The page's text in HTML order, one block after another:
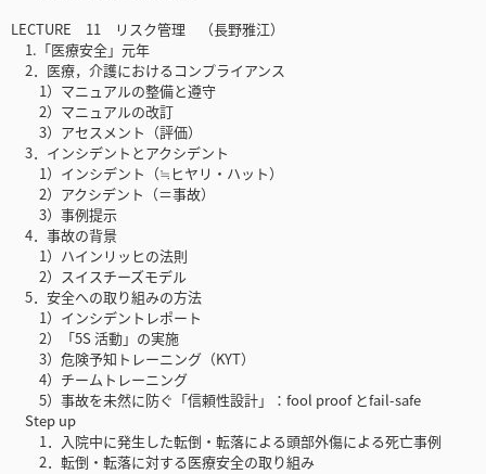
LECTURE 11 リスク管理 （長野雅江）
1.「医療安全」元年
2．医療，介護におけるコンプライアンス
1）マニュアルの整備と遵守
2）マニュアルの改訂
3）アセスメント（評価）
3．インシデントとアクシデント
1）インシデント（≒ヒヤリ・ハット）
2）アクシデント（＝事故）
3）事例提示
4．事故の背景
1）ハインリッヒの法則
2）スイスチーズモデル
5．安全への取り組みの方法
1）インシデントレポート
2）「5S 活動」の実施
3）危険予知トレーニング（KYT）
4）チームトレーニング
5）事故を未然に防ぐ「信頼性設計」：fool proof とfail-safe
Step up
1．入院中に発生した転倒・転落による頭部外傷による死亡事例
2．転倒・転落に対する医療安全の取り組み